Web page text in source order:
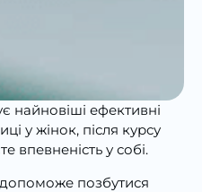
найновіші ефективні
у жінок, після курсу
впевненість у собі.
допоможе позбутися